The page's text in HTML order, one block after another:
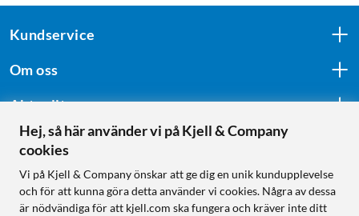
Kundservice
Om oss
Aktuellt
Följ oss
Hej, så här använder vi på Kjell & Company
cookies
Vi på Kjell & Company önskar att ge dig en unik kundupplevelse
och för att kunna göra detta använder vi cookies. Några av dessa
är nödvändiga för att kjell.com ska fungera och kräver inte ditt